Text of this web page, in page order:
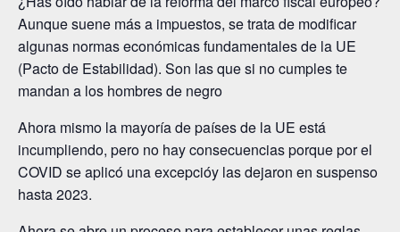
Aunque suene más a impuestos, se trata de modificar
algunas normas económicas fundamentales de la UE
(Pacto de Estabilidad). Son las que si no cumples te
mandan a los hombres de negro
Ahora mismo la mayoría de países de la UE está
incumpliendo, pero no hay consecuencias porque por el
COVID se aplicó una excepcióy las dejaron en suspenso
hasta 2023.